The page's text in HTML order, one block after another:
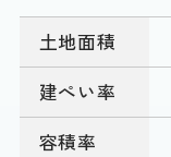
土地面積
建ぺい率
容積率